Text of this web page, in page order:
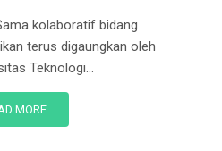
kolaboratif bidang
terus digaungkan oleh
Teknologi...
MORE